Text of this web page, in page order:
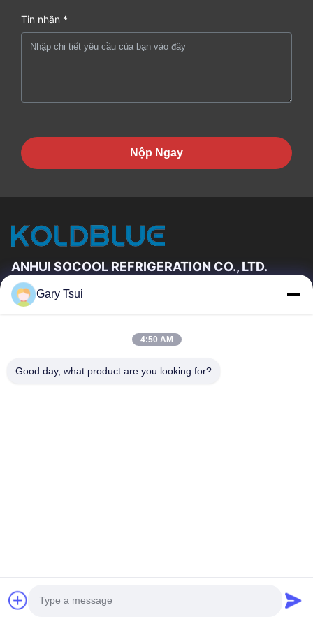
Tin nhắn *
Nộp Ngay
ANHUI SOCOOL REFRIGERATION CO., LTD.
Đường Dẫn Nhanh
Về Chúng Tôi
Tham Quan Nhà Máy
Kiểm Soát Chất Lượng
Gary Tsui
4:50 AM
Good day, what product are you looking for?